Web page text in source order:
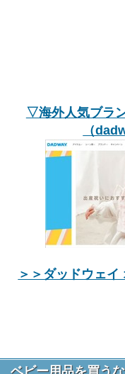
▽海外人気ブラ
（
＞＞ダッドウェ
ベビー用品を買う